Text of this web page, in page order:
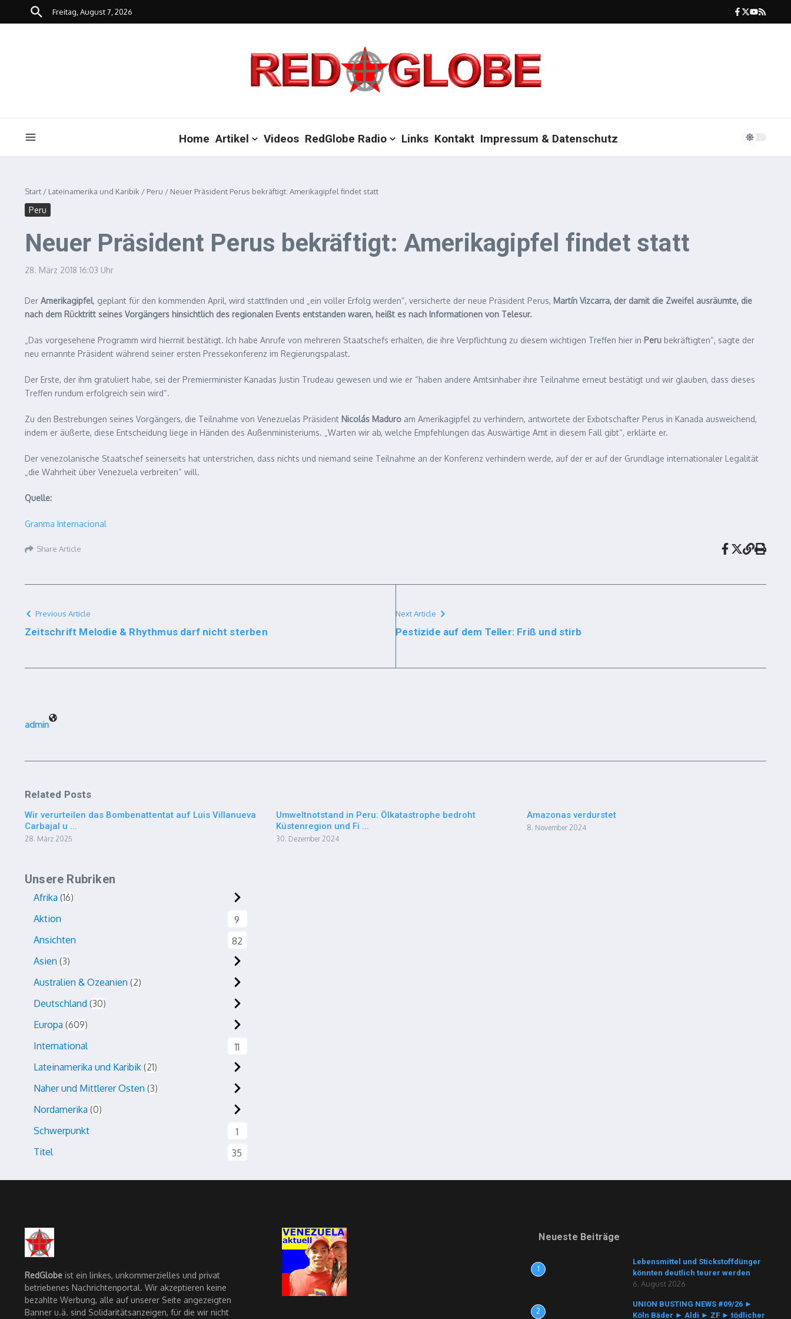
Zum Inhalt springen
Freitag, August 7, 2026
Home Artikel Videos RedGlobe Radio Links Kontakt Impressum & Datenschutz
Start / Lateinamerika und Karibik / Peru / Neuer Präsident Perus bekräftigt: Amerikagipfel findet statt
Peru
Neuer Präsident Perus bekräftigt: Amerikagipfel findet statt
28. März 2018 16:03 Uhr
Der Amerikagipfel, geplant für den kommenden April, wird stattfinden und „ein voller Erfolg werden“, versicherte der neue Präsident Perus, Martín Vizcarra, der damit die Zweifel ausräumte, die
nach dem Rücktritt seines Vorgängers hinsichtlich des regionalen Events entstanden waren, heißt es nach Informationen von Telesur.
„Das vorgesehene Programm wird hiermit bestätigt. Ich habe Anrufe von mehreren Staatschefs erhalten, die ihre Verpflichtung zu diesem wichtigen Treffen hier in Peru bekräftigten“, sagte der
neu ernannte Präsident während seiner ersten Pressekonferenz im Regierungspalast.
Der Erste, der ihm gratuliert habe, sei der Premierminister Kanadas Justin Trudeau gewesen und wie er “haben andere Amtsinhaber ihre Teilnahme erneut bestätigt und wir glauben, dass dieses
Treffen rundum erfolgreich sein wird“.
Zu den Bestrebungen seines Vorgängers, die Teilnahme von Venezuelas Präsident Nicolás Maduro am Amerikagipfel zu verhindern, antwortete der Exbotschafter Perus in Kanada ausweichend,
indem er äußerte, diese Entscheidung liege in Händen des Außenministeriums. „Warten wir ab, welche Empfehlungen das Auswärtige Amt in diesem Fall gibt“, erklärte er.
Der venezolanische Staatschef seinerseits hat unterstrichen, dass nichts und niemand seine Teilnahme an der Konferenz verhindern werde, auf der er auf der Grundlage internationaler Legalität
„die Wahrheit über Venezuela verbreiten“ will.
Quelle:
Granma Internacional
Share Article
Previous Article
Zeitschrift Melodie & Rhythmus darf nicht sterben
Next Article
Pestizide auf dem Teller: Friß und stirb
admin
Related Posts
Wir verurteilen das Bombenattentat auf Luis Villanueva
Carbajal u ...
28. März 2025
Umweltnotstand in Peru: Ölkatastrophe bedroht
Küstenregion und Fi ...
30. Dezember 2024
Amazonas verdurstet
8. November 2024
Unsere Rubriken
Afrika 16
Aktion
9
Ansichten
82
Asien 3
Australien & Ozeanien 2
Deutschland 30
Europa 609
International
11
Lateinamerika und Karibik 21
Naher und Mittlerer Osten 3
Nordamerika 0
Schwerpunkt
1
Titel
35
RedGlobe ist ein linkes, unkommerzielles und privat
betriebenes Nachrichtenportal. Wir akzeptieren keine
bezahlte Werbung, alle auf unserer Seite angezeigten
Banner u.ä. sind Solidaritätsanzeigen, für die wir nicht
Neueste Beiträge
1
Lebensmittel und Stickstoffdünger
könnten deutlich teurer werden
6. August 2026
2
UNION BUSTING NEWS #09/26 ►
Köln Bäder ► Aldi ► ZF ► tödlicher